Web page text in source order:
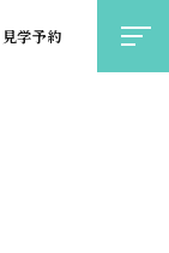
見学予約